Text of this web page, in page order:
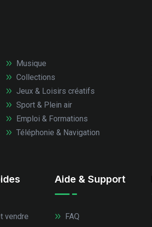
Musique
Collections
Jeux & Loisirs créatifs
Sport & Plein air
Emploi & Formations
Téléphonie & Navigation
vendre
Aide & Support
FAQ